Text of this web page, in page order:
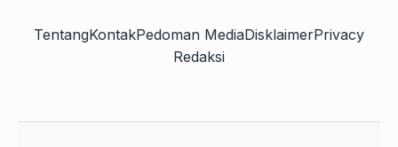
TentangKontakPedoman MediaDisklaimerPrivacy
Redaksi